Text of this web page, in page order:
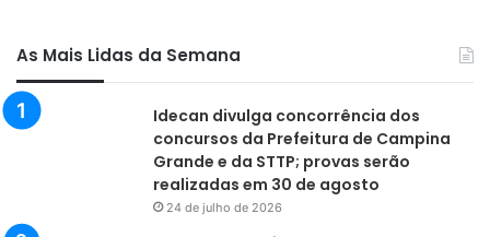
3° Silvan dos Santos
Maratona Feminina (42km)
As Mais Lidas da Semana
Idecan divulga concorrência dos
concursos da Prefeitura de Campina
Grande e da STTP; provas serão
realizadas em 30 de agosto
24 de julho de 2026